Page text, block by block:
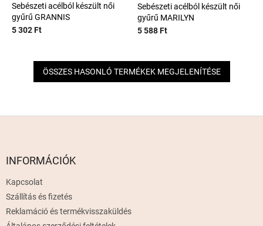
Sebészeti acélból készült női
gyűrű GRANNIS
5 302 Ft
Sebészeti acélból készült női
gyűrű MARILYN
5 588 Ft
ÖSSZES HASONLÓ TERMÉKEK MEGJELENÍTÉSE
INFORMÁCIÓK
Kapcsolat
Szállítás és fizetés
Reklamáció és termékvisszaküldés